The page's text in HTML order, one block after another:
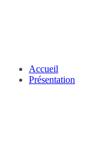
Accueil
Présentation